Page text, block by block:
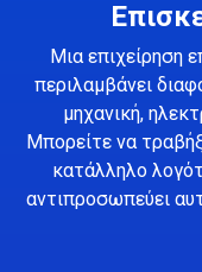
Μια επιχείρηση
περιλαμβάνει
μηχανική,
Μπορείτε να
κατάλληλο
αντιπροσωπεύει